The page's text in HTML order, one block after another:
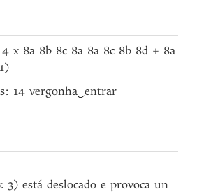
x 8a 8b 8c 8a 8a 8c 8b 8d + 8a
14 vergonha ‿entrar
3) está deslocado e provoca un